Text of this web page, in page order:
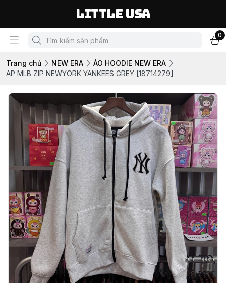
LITTLE USA
0
Trang chủ NEW ERA
ÁO HOODIE NEW ERA
AP MLB ZIP NEWYORK YANKEES GREY [18714279]